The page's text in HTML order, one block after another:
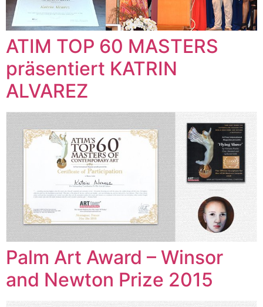
ATIM TOP 60 MASTERS
präsentiert KATRIN
ALVAREZ
Palm Art Award – Winsor
and Newton Prize 2015